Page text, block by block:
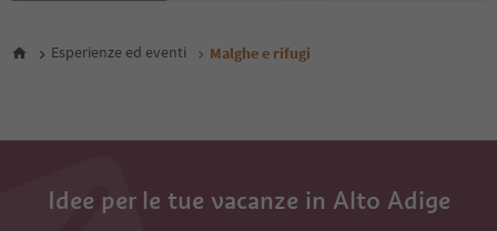
Esperienze ed eventi Malghe e rifugi
Idee per le tue vacanze in Alto Adige